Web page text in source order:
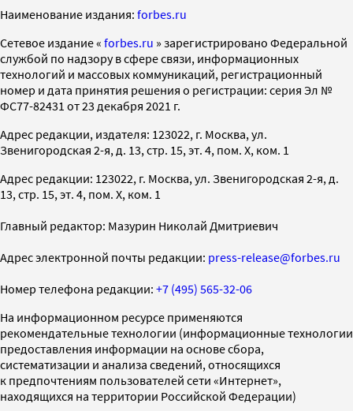
Наименование издания: forbes.ru
Cетевое издание « forbes.ru » зарегистрировано Федеральной
службой по надзору в сфере связи, информационных
технологий и массовых коммуникаций, регистрационный
номер и дата принятия решения о регистрации: серия Эл №
ФС77-82431 от 23 декабря 2021 г.
Адрес редакции, издателя: 123022, г. Москва, ул.
Звенигородская 2-я, д. 13, стр. 15, эт. 4, пом. X, ком. 1
Адрес редакции: 123022, г. Москва, ул. Звенигородская 2-я, д.
13, стр. 15, эт. 4, пом. X, ком. 1
Главный редактор: Мазурин Николай Дмитриевич
Адрес электронной почты редакции: press-release@forbes.ru
Номер телефона редакции: +7 (495) 565-32-06
На информационном ресурсе применяются
рекомендательные технологии (информационные технологии
предоставления информации на основе сбора,
систематизации и анализа сведений, относящихся
к предпочтениям пользователей сети «Интернет»,
находящихся на территории Российской Федерации)